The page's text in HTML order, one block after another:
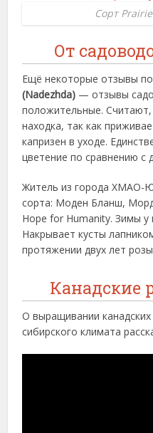
Сорт
От
Ещё некоторые отзывы
(Nadezhda) — отзывы
положительные.
находка, так как
капризен в уходе.
цветение по сравнению с
Житель из города ХМАО-
сорта: Моден Бланш,
Hope for Humanity. Зимы
Накрывает кусты
протяжении двух лет
Канадские
О выращивании
сибирского климата